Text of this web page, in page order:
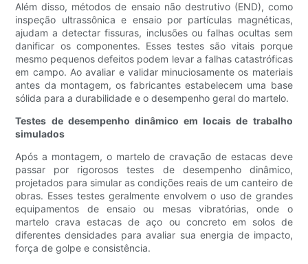
Além disso, métodos de ensaio não destrutivo (END), como
inspeção ultrassônica e ensaio por partículas magnéticas,
ajudam a detectar fissuras, inclusões ou falhas ocultas sem
danificar os componentes. Esses testes são vitais porque
mesmo pequenos defeitos podem levar a falhas catastróficas
em campo. Ao avaliar e validar minuciosamente os materiais
antes da montagem, os fabricantes estabelecem uma base
sólida para a durabilidade e o desempenho geral do martelo.
Testes de desempenho dinâmico em locais de trabalho
simulados
Após a montagem, o martelo de cravação de estacas deve
passar por rigorosos testes de desempenho dinâmico,
projetados para simular as condições reais de um canteiro de
obras. Esses testes geralmente envolvem o uso de grandes
equipamentos de ensaio ou mesas vibratórias, onde o
martelo crava estacas de aço ou concreto em solos de
diferentes densidades para avaliar sua energia de impacto,
força de golpe e consistência.